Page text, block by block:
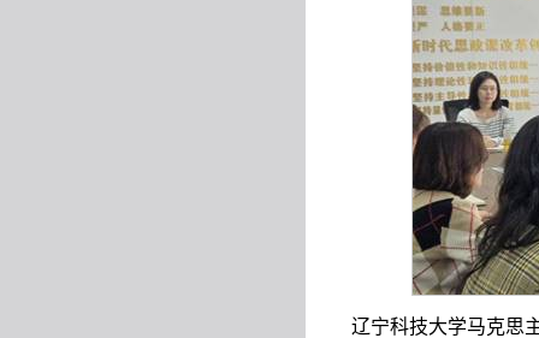
辽宁科技大学马克思